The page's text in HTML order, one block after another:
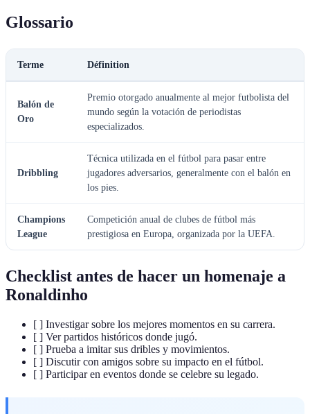
Glossario
Terme Définition
Balón de
Oro
Premio otorgado anualmente al mejor futbolista del
mundo según la votación de periodistas
especializados.
Dribbling
Técnica utilizada en el fútbol para pasar entre
jugadores adversarios, generalmente con el balón en
los pies.
Champions
League
Competición anual de clubes de fútbol más
prestigiosa en Europa, organizada por la UEFA.
Checklist antes de hacer un homenaje a
Ronaldinho
[ ] Investigar sobre los mejores momentos en su carrera.
[ ] Ver partidos históricos donde jugó.
[ ] Prueba a imitar sus dribles y movimientos.
[ ] Discutir con amigos sobre su impacto en el fútbol.
[ ] Participar en eventos donde se celebre su legado.